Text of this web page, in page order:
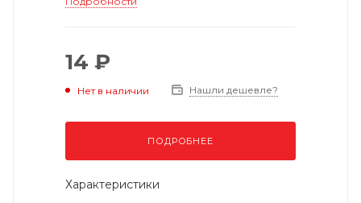
14 ₽
Нет в наличии Нашли дешевле?
ПОДРОБНЕЕ
Характеристики